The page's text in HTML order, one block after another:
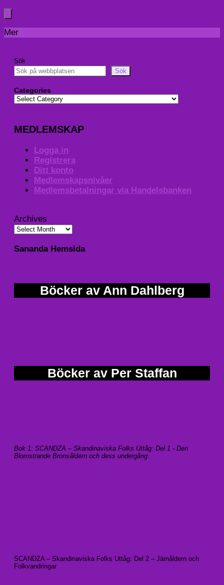
Mer
Sök
Sök
Categories
MEDLEMSKAP
Logga in
Registrera
Ditt konto
Medlemskapsnivåer
Medlemsbetalningar via Handelsbanken
Archives
Sananda Hemsida
Böcker av Ann Dahlberg
Böcker av Per Staffan
Bok 1: SCANDZA – Skandinaviska Folks Uttåg: Del 1 - Den
Blomstrande Bronsåldern och dess undergång.
SCANDZA – Skandinaviska Folks Uttåg: Del 2 – Järnåldern och
Folkvandringar